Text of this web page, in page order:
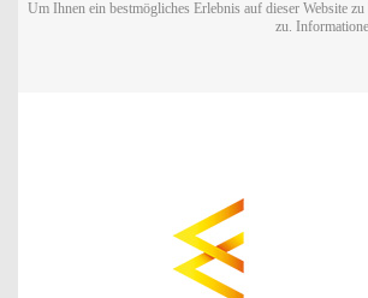
Um Ihnen ein bestmögliches Erlebnis auf dieser Website
zu.